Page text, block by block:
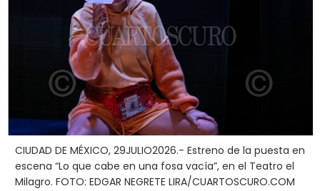
CIUDAD DE MÉXICO, 29JULIO2026.- Estreno de la puesta en
escena “Lo que cabe en una fosa vacía”, en el Teatro el
Milagro. FOTO: EDGAR NEGRETE LIRA/CUARTOSCURO.COM